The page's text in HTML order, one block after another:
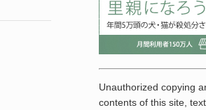
Unauthorized copying
contents of this site,